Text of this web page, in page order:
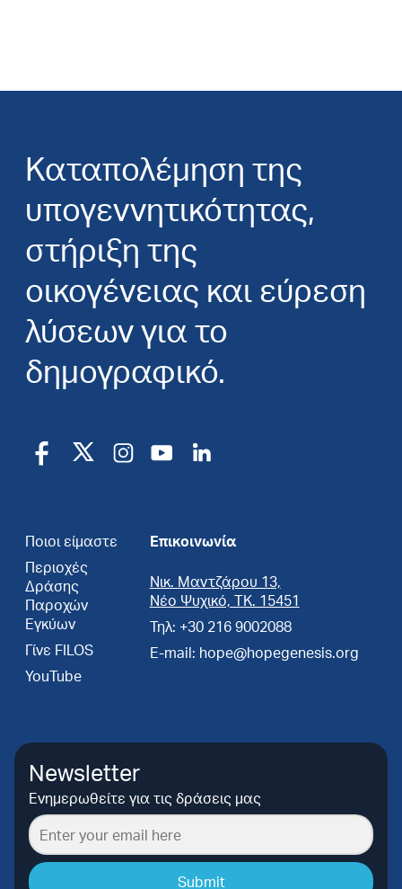
Καταπολέμηση της
υπογεννητικότητας,
στήριξη της
οικογένειας και εύρεση
λύσεων για το
δημογραφικό.
Ποιοι είμαστε
Περιοχές
Δράσης
Παροχών
Εγκύων
Γίνε FILOS
YouTube
Επικοινωνία
Νικ. Μαντζάρου 13,
Νέο Ψυχικό, ΤΚ. 15451
Τηλ: +30 216 9002088
E-mail: hope@hopegenesis.org
Newsletter
Ενημερωθείτε για τις δράσεις μας
Submit